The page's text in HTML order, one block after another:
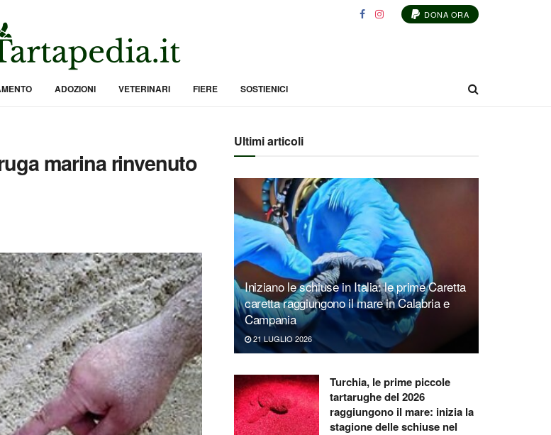
DONA ORA
ADOZIONI VETERINARI FIERE SOSTIENICI
marina rinvenuto
Ultimi articoli
Iniziano le schiuse in Italia: le prime Caretta
caretta raggiungono il mare in Calabria e
Campania
21 LUGLIO 2026
Turchia, le prime piccole
tartarughe del 2026
raggiungono il mare: inizia la
stagione delle schiuse nel